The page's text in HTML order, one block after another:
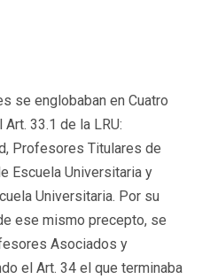
se englobaban en Cuatro
33.1 de la LRU:
Profesores Titulares de
Escuela Universitaria y
Universitaria. Por su
ese mismo precepto, se
Asociados y
el Art. 34 el que terminaba